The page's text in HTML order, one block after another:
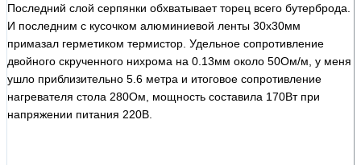
Последний слой серпянки обхватывает торец всего бутерброда.
И последним с кусочком алюминиевой ленты 30х30мм
примазал герметиком термистор. Удельное сопротивление
двойного скрученного нихрома на 0.13мм около 50Ом/м, у меня
ушло приблизительно 5.6 метра и итоговое сопротивление
нагревателя стола 280Ом, мощность составила 170Вт при
напряжении питания 220В.